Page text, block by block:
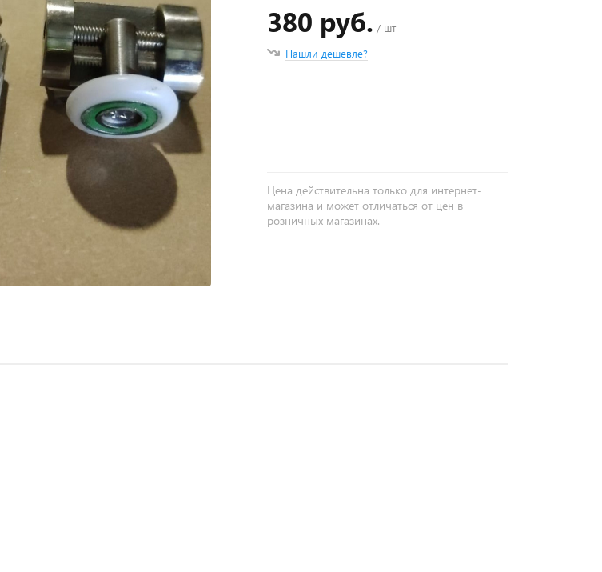
380 руб. / шт
Нашли дешевле?
Цена действительна только для интернет-
магазина и может отличаться от цен в
розничных магазинах.